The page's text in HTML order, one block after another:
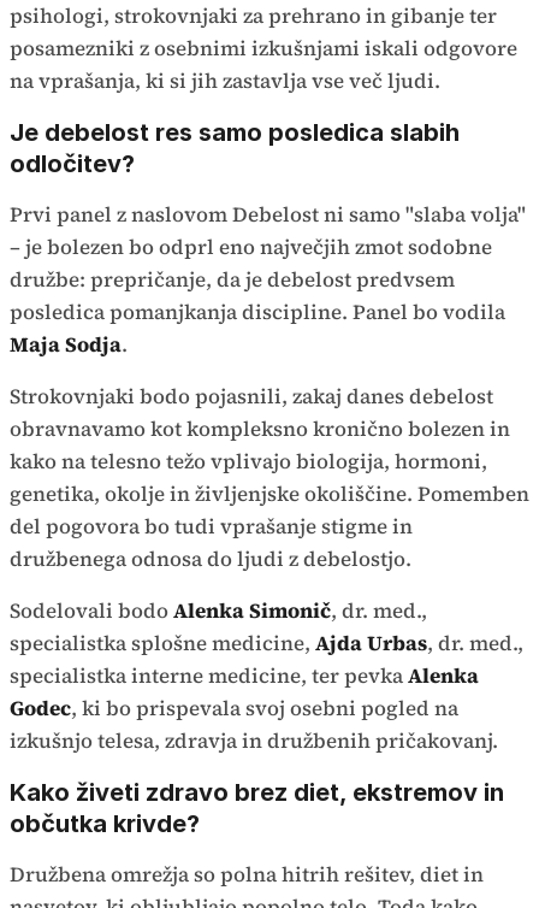
psihologi, strokovnjaki za prehrano in gibanje ter
posamezniki z osebnimi izkušnjami iskali odgovore
na vprašanja, ki si jih zastavlja vse več ljudi.
Je debelost res samo posledica slabih
odločitev?
Prvi panel z naslovom Debelost ni samo "slaba volja"
– je bolezen bo odprl eno največjih zmot sodobne
družbe: prepričanje, da je debelost predvsem
posledica pomanjkanja discipline. Panel bo vodila
Maja Sodja.
Strokovnjaki bodo pojasnili, zakaj danes debelost
obravnavamo kot kompleksno kronično bolezen in
kako na telesno težo vplivajo biologija, hormoni,
genetika, okolje in življenjske okoliščine. Pomemben
del pogovora bo tudi vprašanje stigme in
družbenega odnosa do ljudi z debelostjo.
Sodelovali bodoAlenka Simonič, dr. med.,
specialistka splošne medicine, Ajda Urbas, dr. med.,
specialistka interne medicine, ter pevkaAlenka
Godec, ki bo prispevala svoj osebni pogled na
izkušnjo telesa, zdravja in družbenih pričakovanj.
Kako živeti zdravo brez diet, ekstremov in
občutka krivde?
Družbena omrežja so polna hitrih rešitev, diet in